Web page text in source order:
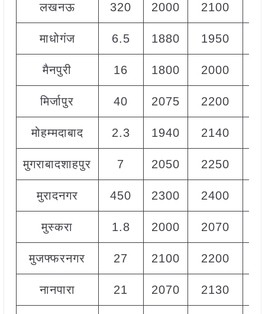
लखनऊ 320 2000 2100
माधोगंज 6.5 1880 1950
मैनपुरी 16 1800 2000
मिर्जापुर 40 2075 2200
मोहम्मदाबाद 2.3 1940 2140
मुगराबादशाहपुर 7 2050 2250
मुरादनगर 450 2300 2400
मुस्करा 1.8 2000 2070
मुजफ्फरनगर 27 2100 2200
नानपारा 21 2070 2130